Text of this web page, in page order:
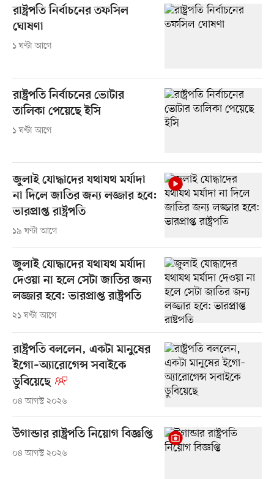
রাষ্ট্রপতি নির্বাচনের তফসিল
ঘোষণা
১ ঘণ্টা আগে
রাষ্ট্রপতি নির্বাচনের ভোটার
তালিকা পেয়েছে ইসি
১ ঘণ্টা আগে
জুলাই যোদ্ধাদের যথাযথ মর্যাদা
না দিলে জাতির জন্য লজ্জার হবে:
ভারপ্রাপ্ত রাষ্ট্রপতি
১৯ ঘণ্টা আগে
জুলাই যোদ্ধাদের যথাযথ মর্যাদা
দেওয়া না হলে সেটা জাতির জন্য
লজ্জার হবে: ভারপ্রাপ্ত রাষ্ট্রপতি
২১ ঘণ্টা আগে
রাষ্ট্রপতি বললেন, একটা মানুষের
ইগো–অ্যারোগেন্স সবাইকে
ডুবিয়েছে
০৪ আগস্ট ২০২৬
উগান্ডার রাষ্ট্রপতি নিয়োগ বিজ্ঞপ্তি
০৪ আগস্ট ২০২৬